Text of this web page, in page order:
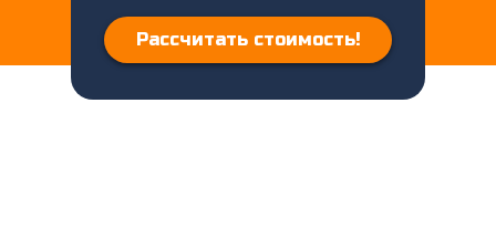
Рассчитать стоимость!